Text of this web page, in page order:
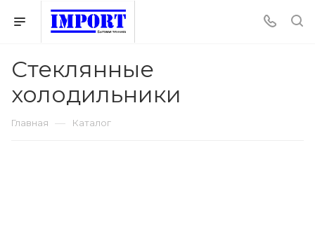
Стеклянные
холодильники
Главная — Каталог